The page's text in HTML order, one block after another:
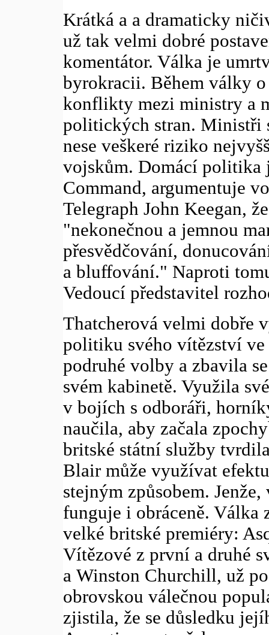
Krátká a a dramaticky
už tak velmi dobré
komentátor. Válka je
byrokracii. Během války
konflikty mezi ministry a
politických stran. Ministři
nese veškeré riziko
vojskům. Domácí politika
Command, argumentuje
Telegraph John Keegan,
"nekonečnou a jemnou
přesvědčování,
a bluffování." Naproti
Vedoucí představitel
Thatcherová velmi dobře
politiku svého vítězství
podruhé volby a zbavila
svém kabinetě. Využila
v bojích s odboráři,
naučila, aby začala
britské státní služby
Blair může využívat
stejným způsobem.
funguje i obráceně.
velké britské premiéry:
Vítězové z první a druhé
a Winston Churchill, už
obrovskou válečnou
zjistila, že se důsledku